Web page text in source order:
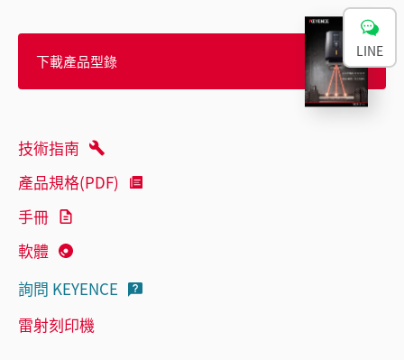
下載產品型錄
技術指南
產品規格(PDF)
手冊
軟體
詢問 KEYENCE
雷射刻印機
LINE